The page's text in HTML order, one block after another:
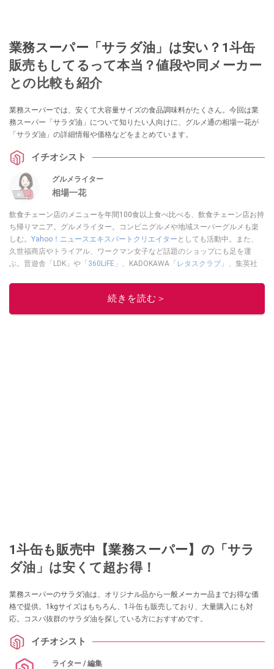
業務スーパー「サラダ油」は安い？1斗缶
販売もしてるって本当？値段や同メーカー
との比較も紹介
業務スーパーでは、安くて大容量サイズの食品調味料がたくさん。今回は業
務スーパー「サラダ油」について知りたい人向けに、グルメ通の相場一花が
「サラダ油」の詳細情報や価格などをまとめています。
イチオシスト
グルメライター
相場一花
飲食チェーン店のメニューを年間100食以上食べ比べる、飲食チェーン店お持
ち帰りマニア。グルメライター。コンビニグルメや地域スーパーグルメも楽
しむ。 Yahoo！ニュースエキスパートクリエイター としても活動中。また、
久世福商店やトライアル、ワークマン女子など話題のショップにも足を運
ぶ。晋遊舎「LDK」や 「360LiFE」 、KADOKAWA 「レタスクラブ」 、集英社
ルメライター、食の専門家として出演実績あり。
続きを読む＞
1斗缶も販売中【業務スーパー】の「サラ
ダ油」は安くて超お得！
業務スーパーのサラダ油は、オリジナル品から一般メーカー品までお得な価
格で提供。1kgサイズはもちろん、1斗缶も販売しており、大量購入にも対
応。コスパ抜群のサラダ油を探している方におすすめです。
イチオシスト
ライター / 編集